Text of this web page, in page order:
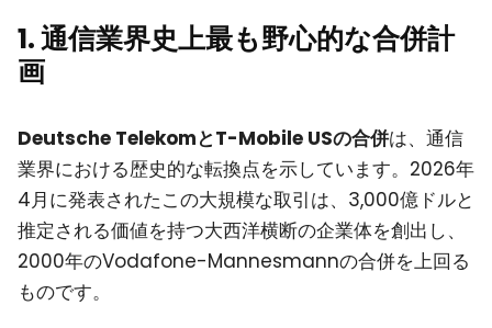
1. 通信業界史上最も野心的な合併計
画
Deutsche TelekomとT-Mobile USの合併は、通信
業界における歴史的な転換点を示しています。2026年
4月に発表されたこの大規模な取引は、3,000億ドルと
推定される価値を持つ大西洋横断の企業体を創出し、
2000年のVodafone-Mannesmannの合併を上回る
ものです。